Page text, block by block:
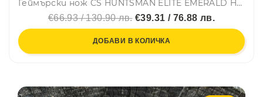
Геймърски нож CS HUNTSMAN ELITE EMERALD HM10
€66.93 / 130.90 лв.€39.31 / 76.88 лв.
ДОБАВИ В КОЛИЧКА